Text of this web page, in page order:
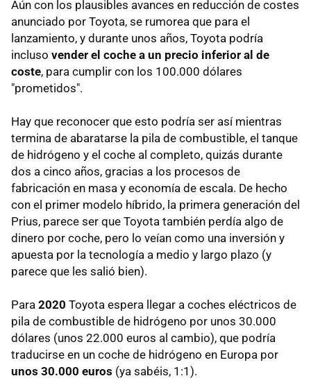
Aún con los plausibles avances en reducción de costes
anunciado por Toyota, se rumorea que para el
lanzamiento, y durante unos años, Toyota podría
incluso vender el coche a un precio inferior al de
coste, para cumplir con los 100.000 dólares
"prometidos".
Hay que reconocer que esto podría ser así mientras
termina de abaratarse la pila de combustible, el tanque
de hidrógeno y el coche al completo, quizás durante
dos a cinco años, gracias a los procesos de
fabricación en masa y economía de escala. De hecho
con el primer modelo híbrido, la primera generación del
Prius, parece ser que Toyota también perdía algo de
dinero por coche, pero lo veían como una inversión y
apuesta por la tecnología a medio y largo plazo (y
parece que les salió bien).
Para 2020 Toyota espera llegar a coches eléctricos de
pila de combustible de hidrógeno por unos 30.000
dólares (unos 22.000 euros al cambio), que podría
traducirse en un coche de hidrógeno en Europa por
unos 30.000 euros (ya sabéis, 1:1).